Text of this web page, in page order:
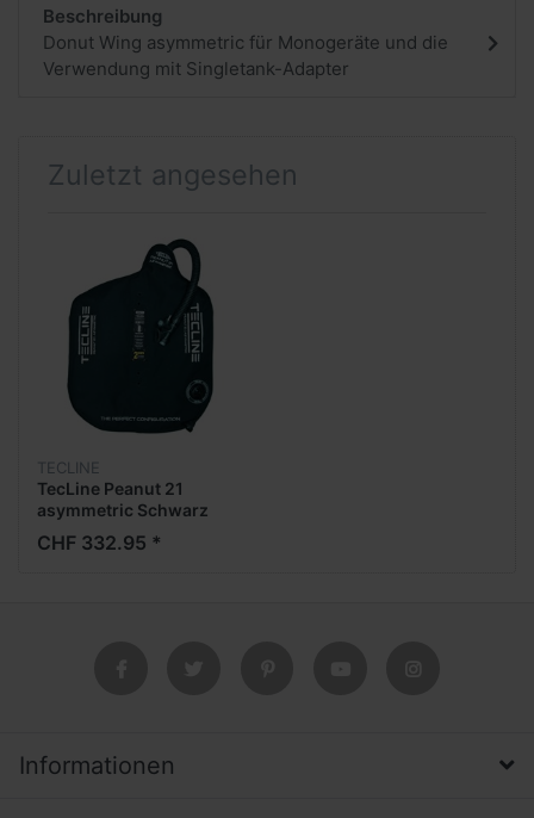
Beschreibung
Donut Wing asymmetric für Monogeräte und die
Verwendung mit Singletank-Adapter
Zuletzt angesehen
TECLINE
TecLine Peanut 21
asymmetric Schwarz
CHF 332.95 *
Informationen